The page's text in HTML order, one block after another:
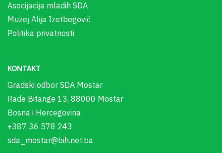
Asocijacija mladih SDA
Muzej Alija Izetbegović
Politika privatnosti
KONTAKT
Gradski odbor SDA Mostar
Rade Bitange 13, 88000 Mostar
Bosna i Hercegovina
+387 36 578 243
sda_mostar@bih.net.ba